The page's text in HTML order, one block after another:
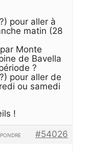
pour aller à
matin (28
Monte
de Bavella
?
pour aller de
ou samedi
!
#54026